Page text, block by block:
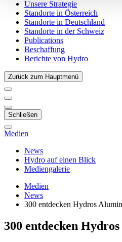
Unsere Strategie
Standorte in Österreich
Standorte in Deutschland
Standorte in der Schweiz
Publications
Beschaffung
Berichte von Hydro
Zurück zum Hauptmenü
Schließen
Medien
News
Hydro auf einen Blick
Mediengalerie
Medien
News
300 entdecken Hydros
300 entdecken